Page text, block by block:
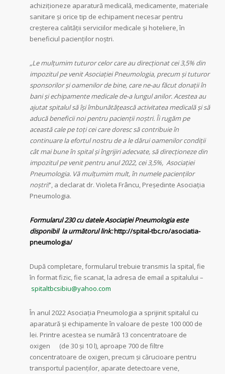
achiziționeze aparatură medicală, medicamente, materiale
sanitare și orice tip de echipament necesar pentru
creșterea calității serviciilor medicale și hoteliere, în
beneficiul pacienților noștri.
„Le mulțumim tuturor celor care au direcționat cei 3,5% din
impozitul pe venit Asociației Pneumologia, precum și tuturor
sponsorilor și oamenilor de bine, care ne-au făcut donații în
bani și echipamente medicale de-a lungul anilor. Acestea au
ajutat spitalul să își îmbunătățească activitatea medicală și să
aducă beneficii noi pentru pacienții noștri. Îi rugăm pe
această cale pe toți cei care doresc să contribuie în
continuare la efortul nostru de a le dărui oamenilor condiții
cât mai bune în spital și îngrijiri adecvate, să direcționeze din
impozitul pe venit pentru anul 2022, cei 3,5%, Asociației
Pneumologia. Vă mulțumim mult, în numele pacienților
noștri!”, a declarat dr. Violeta Frâncu, Președinte Asociația
Pneumologia.
Formularul 230 cu datele Asociației Pneumologia este
disponibil la următorul link:http://spital-tbc.ro/asociatia-
pneumologia/
După completare, formularul trebuie transmis la spital, fie
în format fizic, fie scanat, la adresa de email a spitalului –
spitaltbcsibiu@yahoo.com
În anul 2022 Asociația Pneumologia a sprijinit spitalul cu
aparatură și echipamente în valoare de peste 100 000 de
lei. Printre acestea se numără 13 concentratoare de
oxigen (de 30 și 10 l), aproape 700 de filtre
concentratoare de oxigen, precum și cărucioare pentru
transportul pacienților, aparate detectoare vene,